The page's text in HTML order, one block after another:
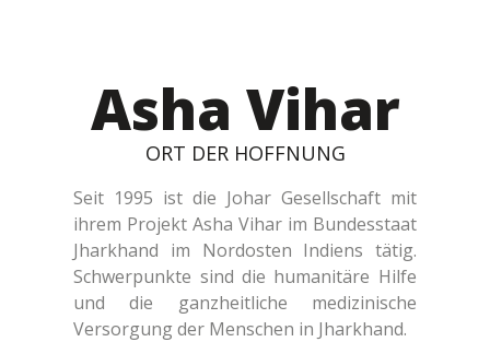
Asha Vihar
ORT DER HOFFNUNG
Seit 1995 ist die Johar Gesellschaft mit
ihrem Projekt Asha Vihar im Bundesstaat
Jharkhand im Nordosten Indiens tätig.
Schwerpunkte sind die humanitäre Hilfe
und die ganzheitliche medizinische
Versorgung der Menschen in Jharkhand.